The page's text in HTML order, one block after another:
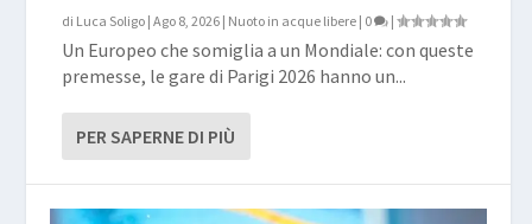
di Luca Soligo |Ago 8, 2026 | Nuoto in acque libere | 0 |
Un Europeo che somiglia a un Mondiale: con queste
premesse, le gare di Parigi 2026 hanno un...
PER SAPERNE DI PIÙ